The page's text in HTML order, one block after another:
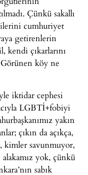
Çünkü sakallı
cumhuriyet
getirenlerin
kendi çıkarlarını
köy ne
iktidar cephesi
LGBTİ+fobiyi
yakın
çıkın da açıkça,
kimler savunmuyor,
yok, çünkü
sabık